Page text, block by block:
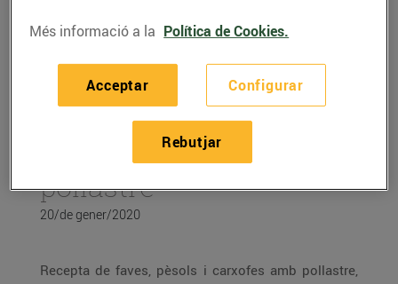
RECEPTES
Recepta de faves,
pèsols i carxofes amb
pollastre
20/de gener/2020
Recepta de faves, pèsols i carxofes amb pollastre,
Més informació a la Política de Cookies.
Configurar
Rebutjar
Acceptar